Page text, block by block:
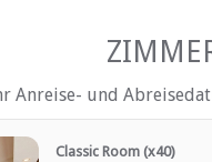
Fülle von
gehören. Einige der
DEM GELÄNDE
Anreise- und
Classic Room (x40)